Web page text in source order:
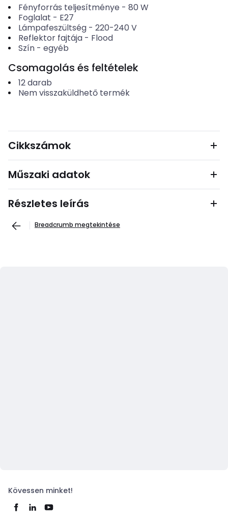
Fényforrás teljesítménye - 80 W
Foglalat - E27
Lámpafeszültség- 220-240 V
Reflektor fajtája- Flood
Szín- egyéb
Csomagolás és feltételek
12darab
Nem visszaküldhető termék
Cikkszámok
Műszaki adatok
Részletes leírás
Breadcrumb megtekintése
Kövessen minket!